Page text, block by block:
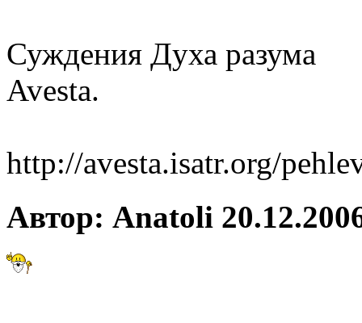
Суждения Духа разума
Avesta.
http://avesta.isatr.org/
Автор: Anatoli